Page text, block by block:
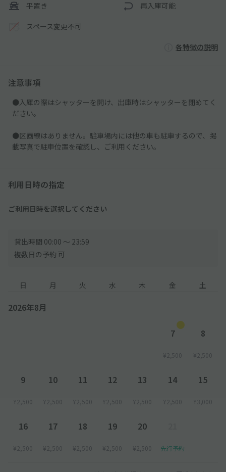
平置き 再入庫可能
スペース変更不可
各特徴の説明
注意事項
●入庫の際はシャッターを開け、出庫時はシャッターを閉めてく
ださい。
●区画線はありません。駐車場内には他の車も駐車するので、掲
載写真で駐車位置を確認し、ご利用ください。
利用日時の指定
ご利用日時を選択してください
貸出時間 00:00 〜 23:59
複数日の予約 可
日 月 火 水 木 金 土
2026年8月
7
¥2,500
8
¥2,500
9
¥2,500
10
¥2,500
11
¥2,500
12
¥2,500
13
¥2,500
14
¥2,500
15
¥3,000
16
¥2,500
17
¥2,500
18
¥2,500
19
¥2,500
20
¥2,500 先行予約